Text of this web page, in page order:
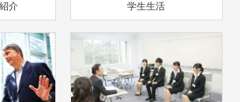
介 学生生活